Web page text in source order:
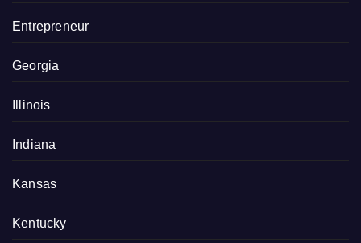
Entrepreneur
Georgia
Illinois
Indiana
Kansas
Kentucky